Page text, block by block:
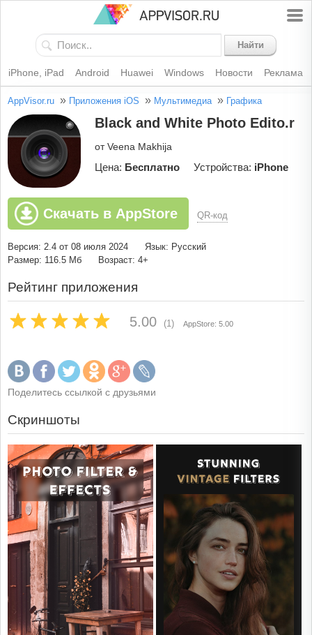
Найти
iPhone, iPad Android Huawei Windows Новости Реклама
AppVisor.ru » Приложения iOS » Мультимедиа » Графика
Black and White Photo Edito.r
от Veena Makhija
Цена: Бесплатно Устройства: iPhone
Скачать в AppStore QR-код
Версия: 2.4 от 08 июля 2024
Язык: Русский
Размер: 116.5 Мб
Возраст: 4+
Рейтинг приложения
5.00 (1) AppStore: 5.00
Поделитесь ссылкой с друзьями
Скриншоты